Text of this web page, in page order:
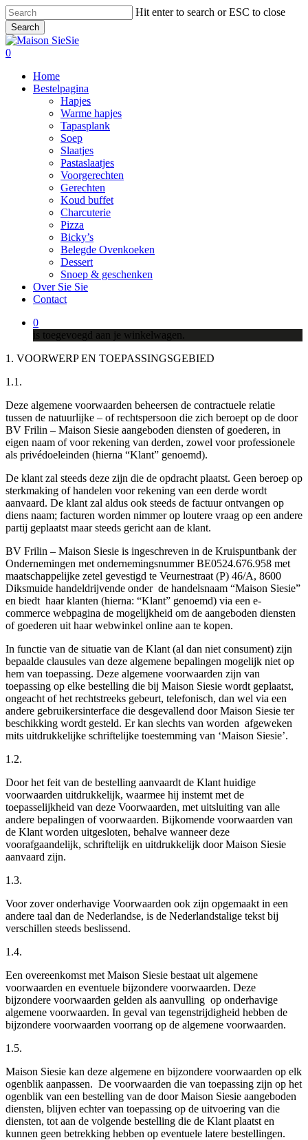
Skip
to
main
content
Hit enter to search or ESC to close
Search
Close
Search
0
Home
Bestelpagina
Hapjes
Warme hapjes
Tapasplank
Soep
Slaatjes
Pastaslaatjes
Voorgerechten
Gerechten
Koud buffet
Charcuterie
Pizza
Bicky’s
Belegde Ovenkoeken
Dessert
Snoep & geschenken
Over Sie Sie
Contact
0
is toegevoegd aan je winkelwagen.
1. VOORWERP EN TOEPASSINGSGEBIED
1.1.
Deze algemene voorwaarden beheersen de contractuele relatie
tussen de natuurlijke – of rechtspersoon die zich beroept op de door
BV Frilin – Maison Siesie aangeboden diensten of goederen, in
eigen naam of voor rekening van derden, zowel voor professionele
als privédoeleinden (hierna “Klant” genoemd).
De klant zal steeds deze zijn die de opdracht plaatst. Geen beroep op
sterkmaking of handelen voor rekening van een derde wordt
aanvaard. De klant zal aldus ook steeds de factuur ontvangen op
diens naam; facturen worden nimmer op loutere vraag op een andere
partij geplaatst maar steeds gericht aan de klant.
BV Frilin – Maison Siesie is ingeschreven in de Kruispuntbank der
Ondernemingen met ondernemingsnummer BE0524.676.958 met
maatschappelijke zetel gevestigd te Veurnestraat (P) 46/A, 8600
Diksmuide handeldrijvende onder de handelsnaam “Maison Siesie”
en biedt haar klanten (hierna: “Klant” genoemd) via een e-
commerce webpagina de mogelijkheid om de aangeboden diensten
of goederen uit haar webwinkel online aan te kopen.
In functie van de situatie van de Klant (al dan niet consument) zijn
bepaalde clausules van deze algemene bepalingen mogelijk niet op
hem van toepassing. Deze algemene voorwaarden zijn van
toepassing op elke bestelling die bij Maison Siesie wordt geplaatst,
ongeacht of het rechtstreeks gebeurt, telefonisch, dan wel via een
andere gebruikersinterface die desgevallend door Maison Siesie ter
beschikking wordt gesteld. Er kan slechts van worden afgeweken
mits uitdrukkelijke schriftelijke toestemming van ‘Maison Siesie’.
1.2.
Door het feit van de bestelling aanvaardt de Klant huidige
voorwaarden uitdrukkelijk, waarmee hij instemt met de
toepasselijkheid van deze Voorwaarden, met uitsluiting van alle
andere bepalingen of voorwaarden. Bijkomende voorwaarden van
de Klant worden uitgesloten, behalve wanneer deze
voorafgaandelijk, schriftelijk en uitdrukkelijk door Maison Siesie
aanvaard zijn.
1.3.
Voor zover onderhavige Voorwaarden ook zijn opgemaakt in een
andere taal dan de Nederlandse, is de Nederlandstalige tekst bij
verschillen steeds beslissend.
1.4.
Een overeenkomst met Maison Siesie bestaat uit algemene
voorwaarden en eventuele bijzondere voorwaarden. Deze
bijzondere voorwaarden gelden als aanvulling op onderhavige
algemene voorwaarden. In geval van tegenstrijdigheid hebben de
bijzondere voorwaarden voorrang op de algemene voorwaarden.
1.5.
Maison Siesie kan deze algemene en bijzondere voorwaarden op elk
ogenblik aanpassen. De voorwaarden die van toepassing zijn op het
ogenblik van een bestelling van de door Maison Siesie aangeboden
diensten, blijven echter van toepassing op de uitvoering van die
diensten, tot aan de volgende bestelling die de Klant plaatst en
kunnen geen betrekking hebben op eventuele latere bestellingen.